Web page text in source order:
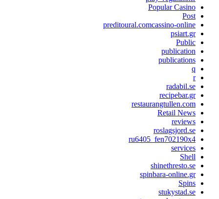
Popular Casino
Post
preditoural.comcassino-online
psiart.gr
Public
publication
publications
q
r
radabil.se
recipebar.gr
restaurangtullen.com
Retail News
reviews
roslagsjord.se
ru6405_fen702190x4
services
Shell
shinethresto.se
spinbara-online.gr
Spins
stukystad.se